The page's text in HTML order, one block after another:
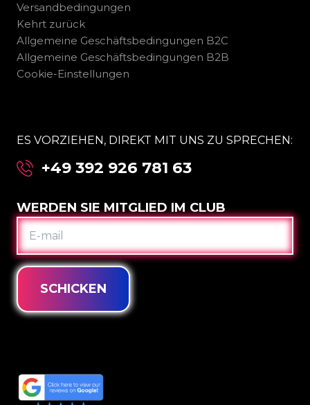
Versandbedingungen
Kehrt zurück
Allgemeine Geschäftsbedingungen B2C
Allgemeine Geschäftsbedingungen B2B
Cookie-Einstellungen
ES VORZIEHEN, DIREKT MIT UNS ZU SPRECHEN:
+49 392 926 781 63
WERDEN SIE MITGLIED IM CLUB
E-
MAIL
SCHICKEN